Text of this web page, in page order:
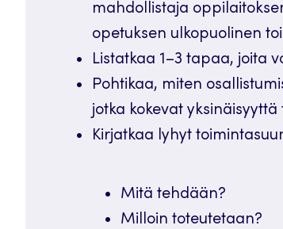
mahdollistaja
opetuksen ulkopuolinen
Listatkaa 1–3 tapaa, joita
Pohtikaa, miten
jotka kokevat
Kirjatkaa lyhyt
Mitä tehdään?
Milloin toteutetaan?